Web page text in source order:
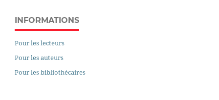
INFORMATIONS
Pour les lecteurs
Pour les auteurs
Pour les bibliothécaires